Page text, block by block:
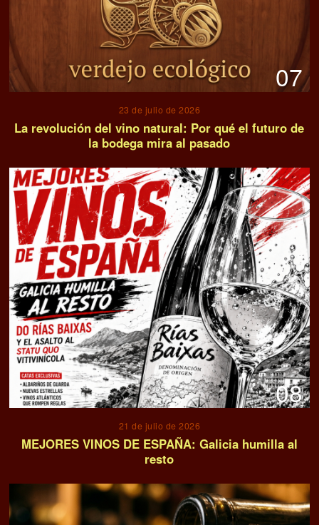
07
23 de julio de 2026
La revolución del vino natural: Por qué el futuro de
la bodega mira al pasado
08
21 de julio de 2026
MEJORES VINOS DE ESPAÑA: Galicia humilla al
resto